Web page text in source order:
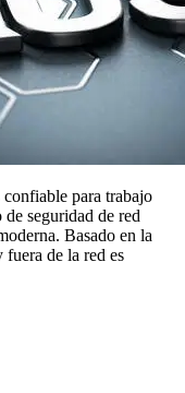
confiable para trabajo
seguridad de red
Basado en la
de la red es